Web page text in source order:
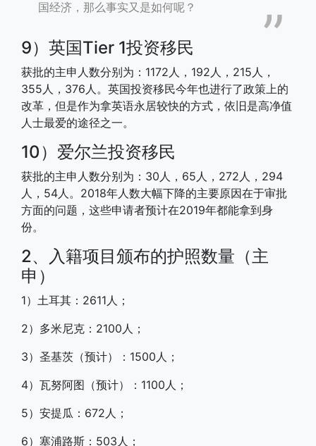
国经济，那么事实又是如何呢？
9）英国Tier 1投资移民
获批的主申人数分别为：1172人，192人，215人，
355人，376人。英国投资移民今年也进行了政策上的
改革，但是作为拿英语永居较快的方式，依旧是高净值
人士最爱的途径之一。
10）爱尔兰投资移民
获批的主申人数分别为：30人，65人，272人，294
人，54人。2018年人数大幅下降的主要原因在于审批
方面的问题，这些申请者预计在2019年都能拿到身
份。
2、入籍项目颁布的护照数量（主
申）
1）土耳其：2611人；
2）多米尼克：2100人；
3）圣基茨（预计）：1500人；
4）瓦努阿图（预计）：1100人；
5）安提瓜：672人；
6）塞浦路斯：503人；